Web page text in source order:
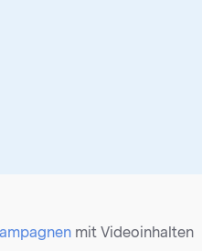
mit Videoinhalten